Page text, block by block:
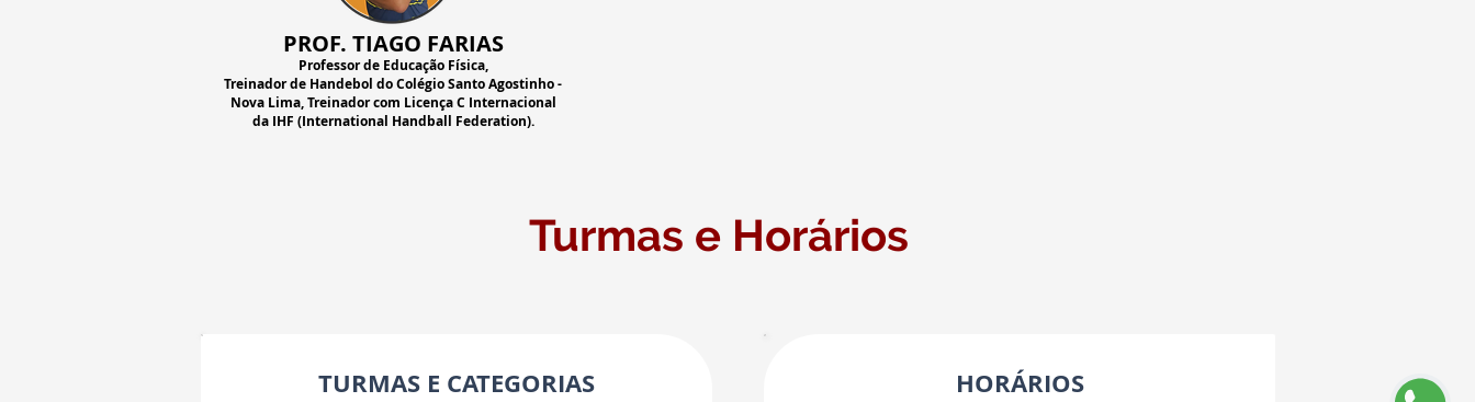
PROF. TIAGO FARIAS
Professor de Educação Física,
Treinador de Handebol do Colégio Santo Agostinho -
Nova Lima, Treinador com Licença C Internacional
da IHF (International Handball Federation).
Turmas e Horários
TURMAS E CATEGORIAS HORÁRIOS